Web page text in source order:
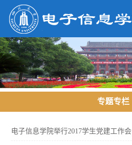
专题专栏
电子信息学院举行2017学生党建工作会